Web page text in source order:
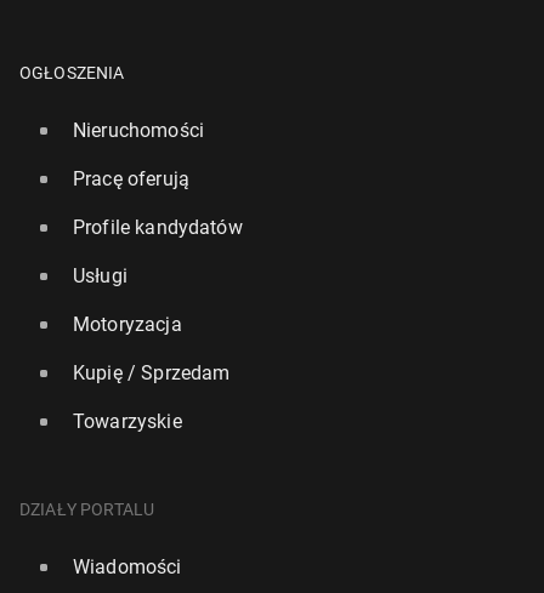
OGŁOSZENIA
Nieruchomości
Pracę oferują
Profile kandydatów
Usługi
Motoryzacja
Kupię / Sprzedam
Towarzyskie
DZIAŁY PORTALU
Wiadomości